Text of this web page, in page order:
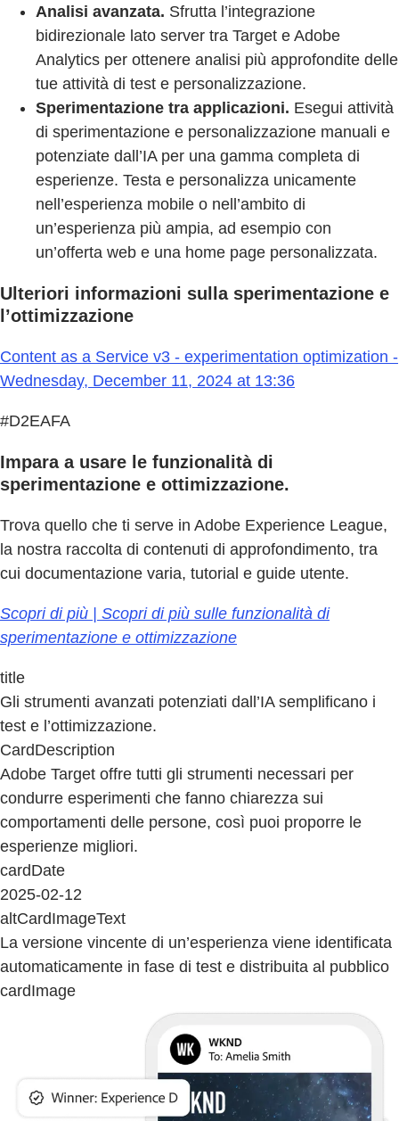
Analisi avanzata. Sfrutta l’integrazione
bidirezionale lato server tra Target e Adobe
Analytics per ottenere analisi più approfondite delle
tue attività di test e personalizzazione.
Sperimentazione tra applicazioni. Esegui attività
di sperimentazione e personalizzazione manuali e
potenziate dall’IA per una gamma completa di
esperienze. Testa e personalizza unicamente
nell’esperienza mobile o nell’ambito di
un’esperienza più ampia, ad esempio con
un’offerta web e una home page personalizzata.
Ulteriori informazioni sulla sperimentazione e
l’ottimizzazione
Content as a Service v3 - experimentation optimization -
Wednesday, December 11, 2024 at 13:36
#D2EAFA
Impara a usare le funzionalità di
sperimentazione e ottimizzazione.
Trova quello che ti serve in Adobe Experience League,
la nostra raccolta di contenuti di approfondimento, tra
cui documentazione varia, tutorial e guide utente.
Scopri di più | Scopri di più sulle funzionalità di
sperimentazione e ottimizzazione
title
Gli strumenti avanzati potenziati dall’IA semplificano i
test e l’ottimizzazione.
CardDescription
Adobe Target offre tutti gli strumenti necessari per
condurre esperimenti che fanno chiarezza sui
comportamenti delle persone, così puoi proporre le
esperienze migliori.
cardDate
2025-02-12
altCardImageText
La versione vincente di un’esperienza viene identificata
automaticamente in fase di test e distribuita al pubblico
cardImage